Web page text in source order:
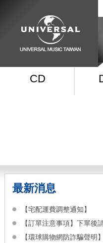
CD
最新消息
【宅配運費調整通知】
【訂單注意事項】下單後
【環球購物網防詐騙聲明】